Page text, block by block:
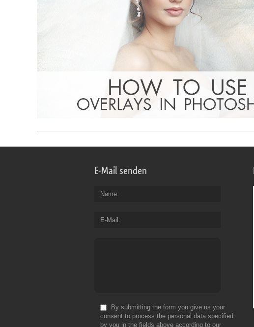
E-Mail senden
Name
E-Mail
By submitting the form you give us your
consent to process the personal data specified
by you in the fields above according to our